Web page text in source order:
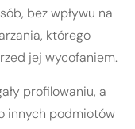
bez wpływu na
którego
jej wycofaniem.
profilowaniu, a
innych podmiotów